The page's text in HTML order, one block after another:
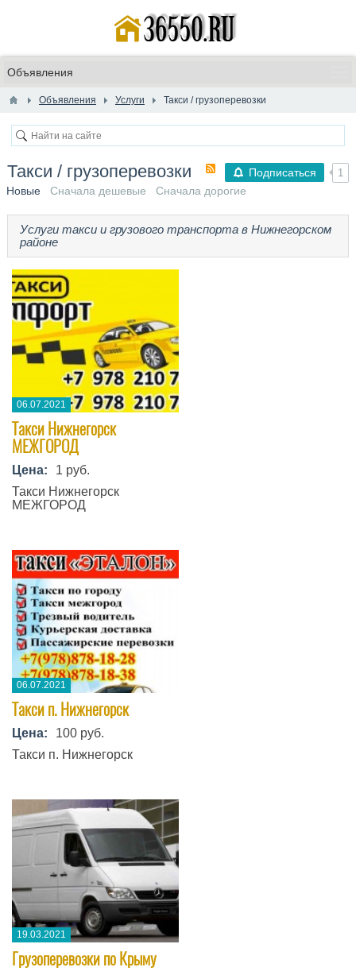
Объявления Услуги Такси / грузоперевозки
Подписаться 1
Такси / грузоперевозки
Новые Сначала дешевые Сначала дорогие
Услуги такси и грузового транспорта в Нижнегорском
районе
06.07.2021
Такси Нижнегорск
МЕЖГОРОД
Цена:
1 руб.
Такси Нижнегорск
МЕЖГОРОД
06.07.2021
Такси п. Нижнегорск
Цена:
100 руб.
Такси п. Нижнегорск
19.03.2021
Грузоперевозки по Крыму